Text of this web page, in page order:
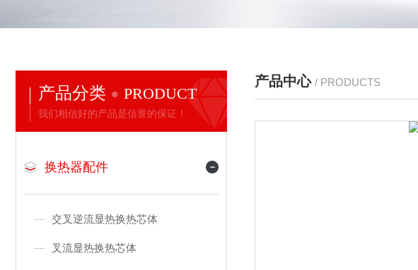
产品分类 PRODUCT
我们相信好的产品是信誉的保证！
换热器配件
交叉逆流显热换热芯体
叉流显热换热芯体
产品中心 / PRODUCTS